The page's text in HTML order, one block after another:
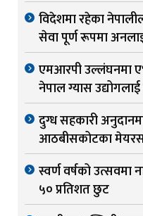
विदेशमा रहेका
सेवा पूर्ण रूपमा
एमआरपी उल्लंघनमा
नेपाल ग्यास
दुग्ध सहकारी
आठबीसकोटका
स्वर्ण वर्षको उत्सवमा
५० प्रतिशत छुट